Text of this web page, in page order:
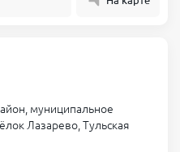
муниципальное
Лазарево, Тульская